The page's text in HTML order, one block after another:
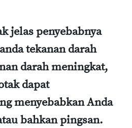
jelas penyebabnya
tekanan darah
darah meningkat,
dapat
menyebabkan Anda
bahkan pingsan.